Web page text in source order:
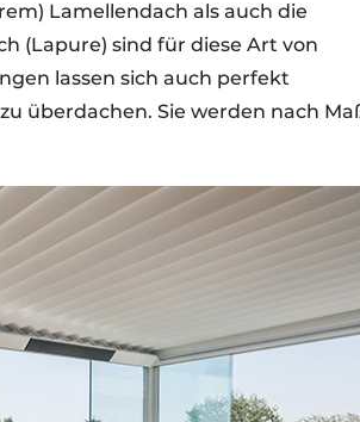
Lamellendach als auch die
(Lapure) sind für diese Art von
lassen sich auch perfekt
überdachen. Sie werden nach